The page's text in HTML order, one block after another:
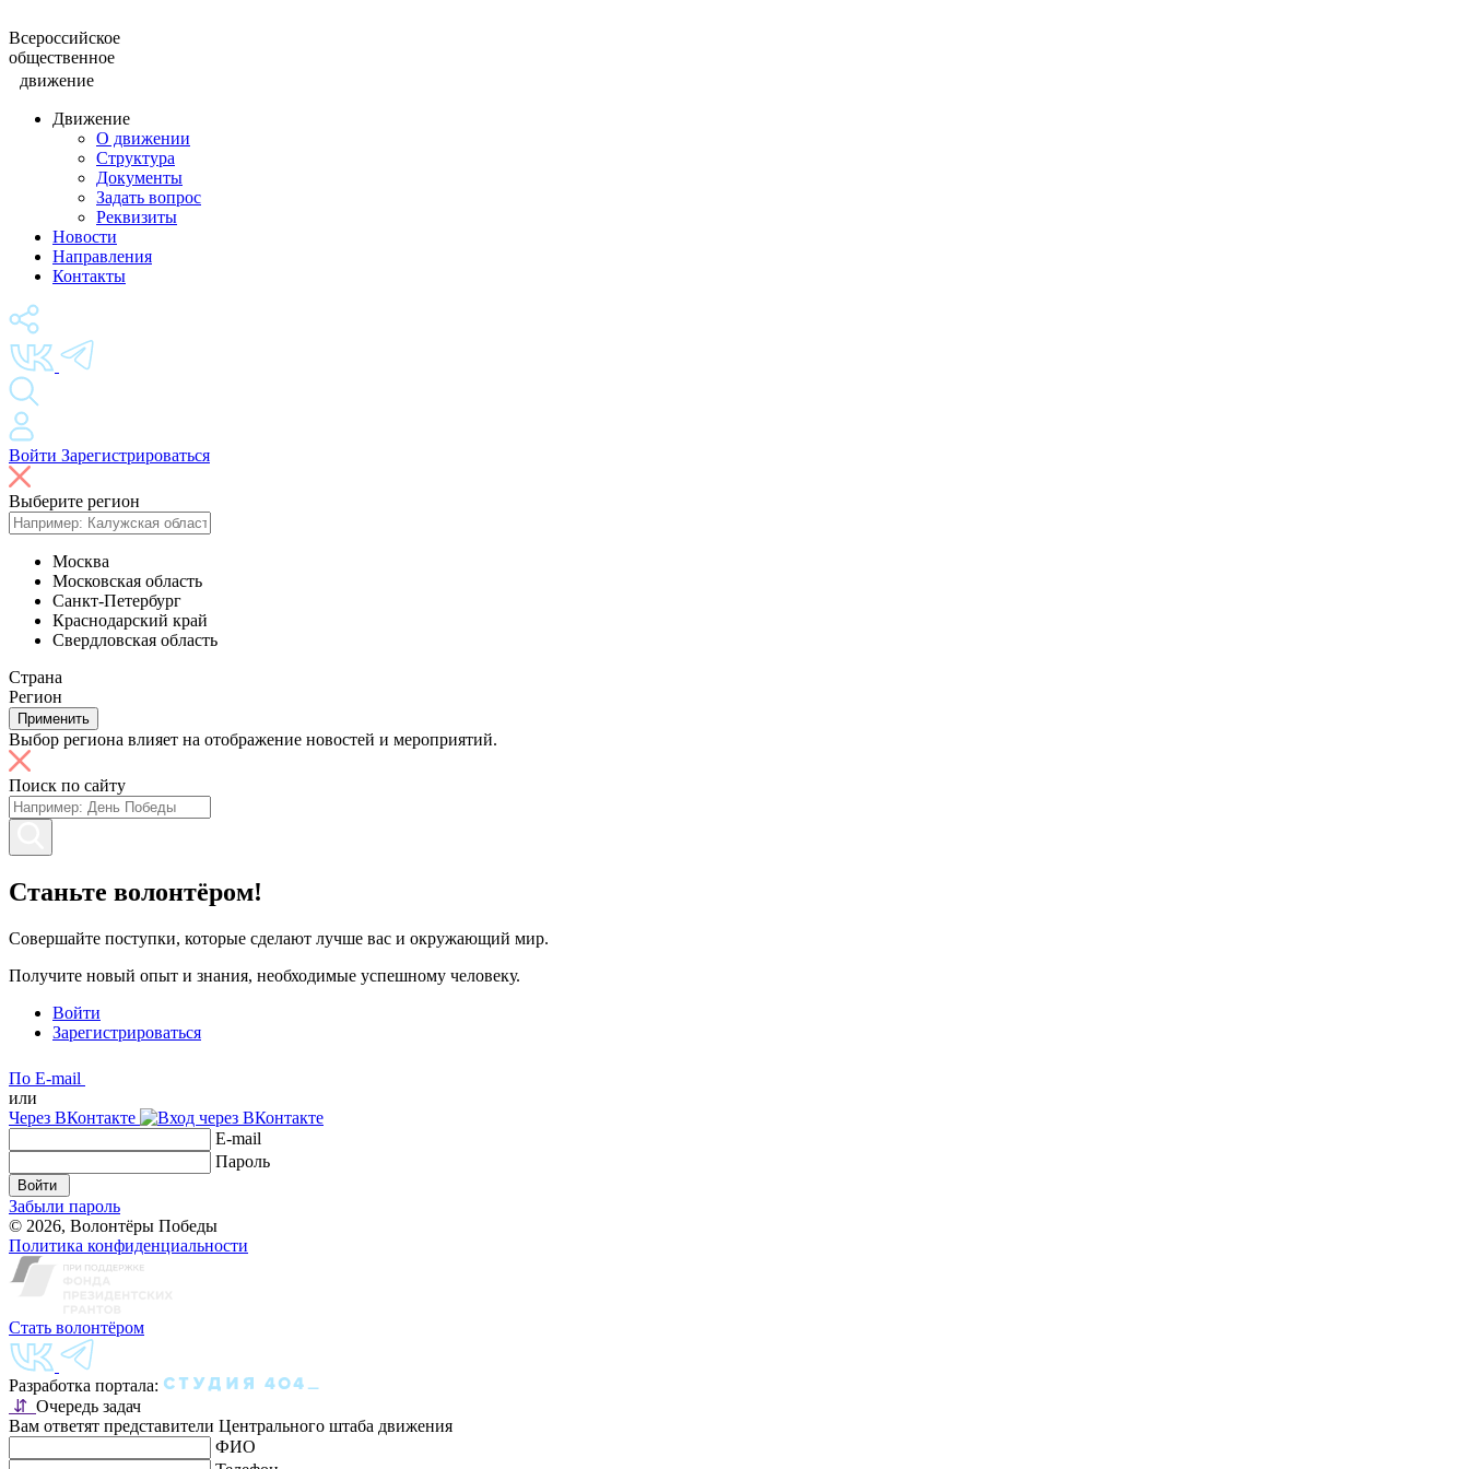
Всероссийское
общественное
движение
Движение
О движении
Структура
Документы
Задать вопрос
Реквизиты
Новости
Направления
Контакты
Войти Зарегистрироваться
Выберите регион
Москва
Московская область
Санкт-Петербург
Краснодарский край
Свердловская область
Страна
Регион
Применить
Выбор региона влияет на отображение новостей и мероприятий.
Поиск по сайту
Станьте волонтёром!
Совершайте поступки, которые сделают лучше вас и окружающий мир.
Получите новый опыт и знания, необходимые успешному человеку.
Войти
Зарегистрироваться
По E-mail
или
Через ВКонтакте
E-mail
Пароль
Войти
Забыли пароль
© 2026, Волонтёры Победы
Политика конфиденциальности
Стать волонтёром
Разработка портала:
⇵ Очередь задач
Вам ответят представители Центрального штаба движения
ФИО